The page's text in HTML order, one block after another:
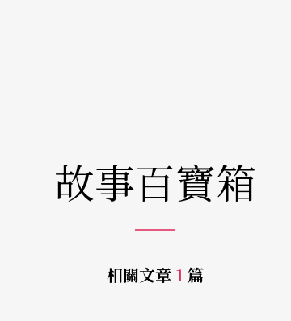
故事百寶箱
相關文章 1 篇